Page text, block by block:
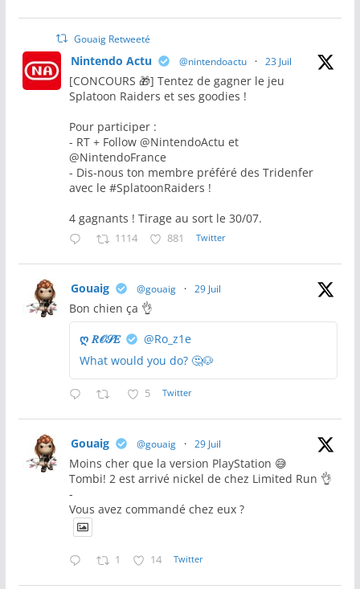
Gouaig Retweeté
Nintendo Actu @nintendoactu · 23 Juil
[CONCOURS 🎁] Tentez de gagner le jeu
Splatoon Raiders et ses goodies !
Pour participer :
- RT + Follow @NintendoActu et
@NintendoFrance
- Dis-nous ton membre préféré des Tridenfer
avec le #SplatoonRaiders !
4 gagnants ! Tirage au sort le 30/07.
1114 881 Twitter
Gouaig @gouaig · 29 Juil
Bon chien ça 👌
ღ 𝑅𝒪𝒮𝐸
@Ro_z1e
What would you do? 🤔🐶
5 Twitter
Gouaig @gouaig · 29 Juil
Moins cher que la version PlayStation 😅
Tombi! 2 est arrivé nickel de chez Limited Run 👌
-
Vous avez commandé chez eux ?
1 14 Twitter